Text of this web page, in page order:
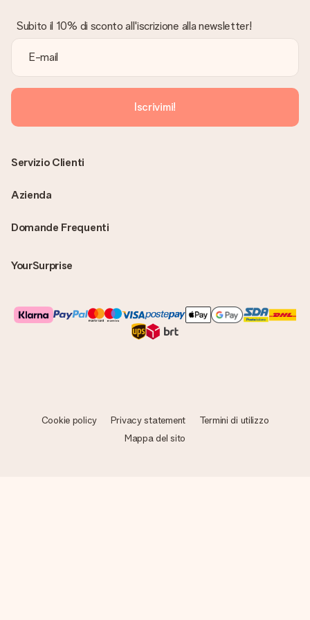
sarà visualizzabile sul proprio account MySurprise. In questo
modo puoi inviare il regalo direttamente al destinatario,
facendogli una vera e propria sorpresa!
Subito il 10% di sconto all'iscrizione alla newsletter!
Iscrivimi!
Domande Frequenti
YourSurprise
Servizio Clienti
Azienda
Cookie policy Privacy statement
Termini di utilizzo
Mappa del sito